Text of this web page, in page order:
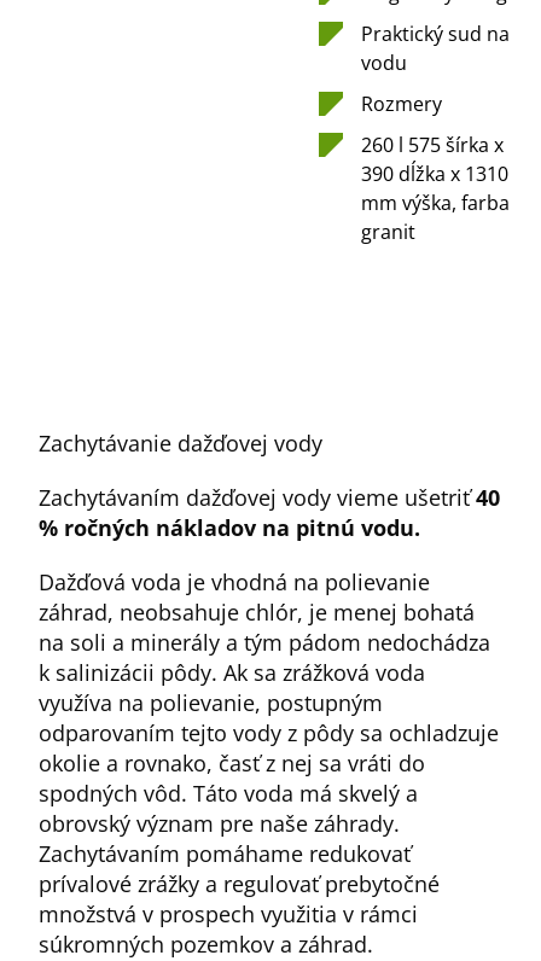
Praktický sud na
vodu
Rozmery
260 l 575 šírka x
390 dĺžka x 1310
mm výška, farba
granit
Zachytávanie dažďovej vody
Zachytávaním dažďovej vody vieme ušetriť40
% ročných nákladov na pitnú vodu.
Dažďová voda je vhodná na polievanie
záhrad, neobsahuje chlór, je menej bohatá
na soli a minerály a tým pádom nedochádza
k salinizácii pôdy. Ak sa zrážková voda
využíva na polievanie, postupným
odparovaním tejto vody z pôdy sa ochladzuje
okolie a rovnako, časť z nej sa vráti do
spodných vôd. Táto voda má skvelý a
obrovský význam pre naše záhrady.
Zachytávaním pomáhame redukovať
prívalové zrážky a regulovať prebytočné
množstvá v prospech využitia v rámci
súkromných pozemkov a záhrad.